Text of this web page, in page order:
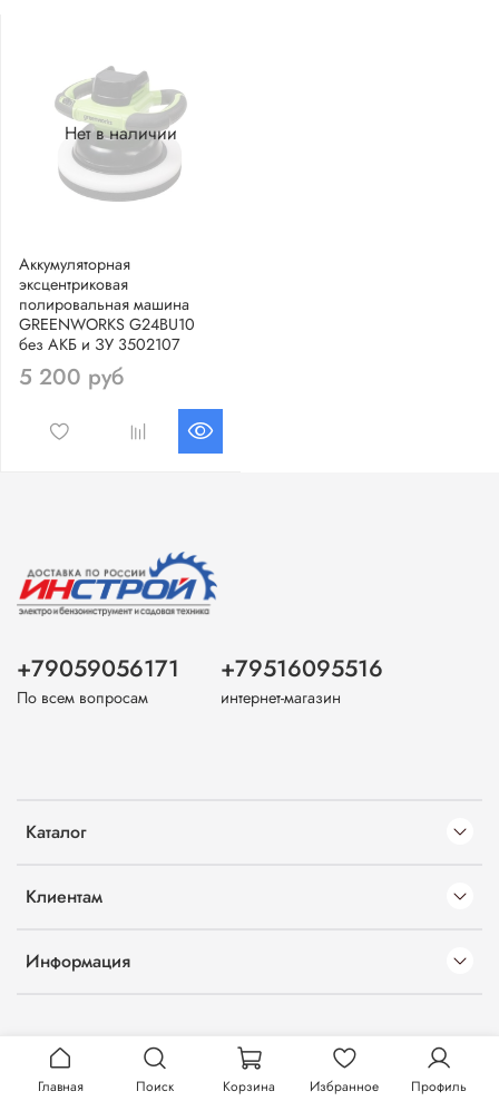
Нет в наличии
Аккумуляторная
эксцентриковая
полировальная машина
GREENWORKS G24BU10
без АКБ и ЗУ 3502107
5 200 руб
Каталог
Клиентам
Информация
+79059056171
По всем вопросам
+79516095516
интернет-магазин
Главная Поиск Корзина Избранное Профиль